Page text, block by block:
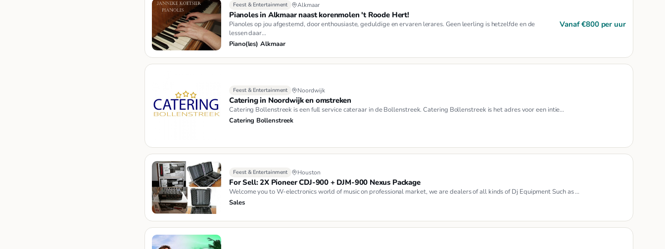
Feest & Entertainment Alkmaar
Pianoles in Alkmaar naast korenmolen 't Roode Hert!
Pianoles op jou afgestemd, door enthousiaste, geduldige en ervaren lerares. Geen leerling is hetzelfde en de
lessen daar…
Piano(les) Alkmaar
Vanaf €800 per uur
Feest & Entertainment Noordwijk
Catering in Noordwijk en omstreken
Catering Bollenstreek is een full service cateraar in de Bollenstreek. Catering Bollenstreek is het adres voor een intie…
Catering Bollenstreek
Feest & Entertainment Houston
For Sell: 2X Pioneer CDJ-900 + DJM-900 Nexus Package
Welcome you to W-electronics world of music on professional market, we are dealers of all kinds of Dj Equipment Such as …
Sales